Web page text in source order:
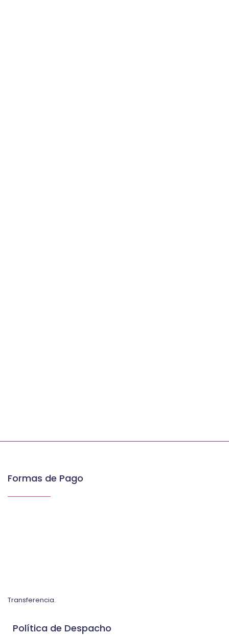
Formas de Pago
Transferencia.
Política de Despacho